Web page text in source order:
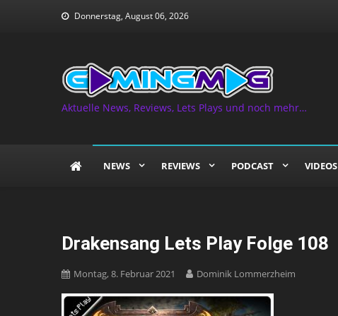
Donnerstag, August 06, 2026
Aktuelle News, Reviews, Lets Plays und noch mehr…
NEWS REVIEWS PODCAST VIDEOS
Drakensang Lets Play Folge 108
Montag, 8. Februar 2021 Dominik Lommerzheim